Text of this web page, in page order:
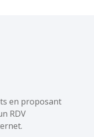
en proposant
RDV